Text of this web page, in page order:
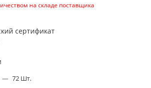
на складе поставщика
сертификат
— 72 Шт.